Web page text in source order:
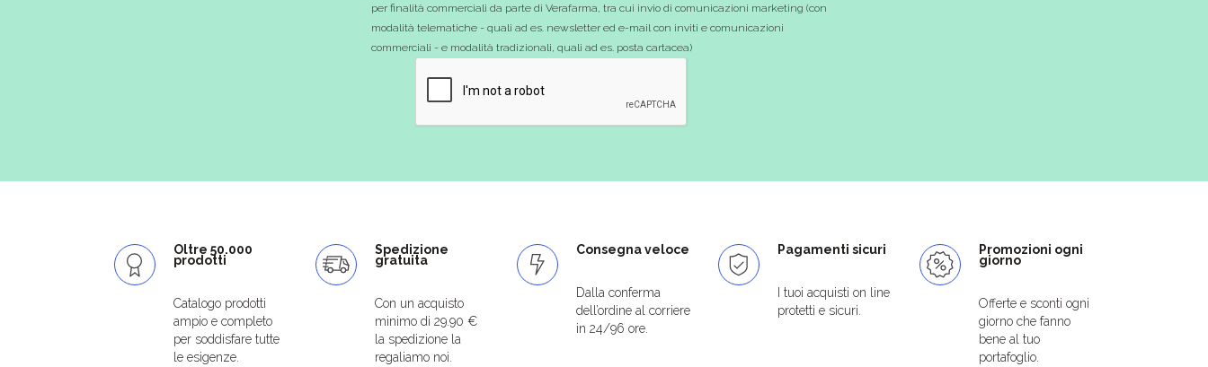
per finalità commerciali da parte di Verafarma, tra cui invio di comunicazioni marketing (con
modalità telematiche - quali ad es. newsletter ed e-mail con inviti e comunicazioni
commerciali - e modalità tradizionali, quali ad es. posta cartacea)
Oltre 50.000
prodotti
Catalogo prodotti
ampio e completo
per soddisfare tutte
le esigenze.
Spedizione
gratuita
Con un acquisto
minimo di 29.90 €
la spedizione la
regaliamo noi.
Consegna veloce
Dalla conferma
dell’ordine al corriere
in 24/96 ore.
Pagamenti sicuri
I tuoi acquisti on line
protetti e sicuri.
Promozioni ogni
giorno
Offerte e sconti ogni
giorno che fanno
bene al tuo
portafoglio.